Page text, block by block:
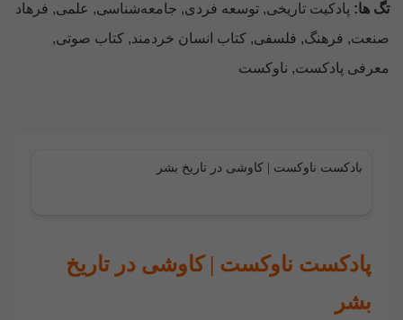
تگ ها: پادکیت تاریخی, توسعه فردی, جامعه‌شناسی, علمی, فرهاد
صنعت, فرهنگ, فلسفی, کتاب انسان خردمند , کتاب صوتی,
معرفی پادکست, ناوکست
پادکست ناوکست | کاوشی در تاریخ بشر
پادکست ناوکست | کاوشی در تاریخ
بشر